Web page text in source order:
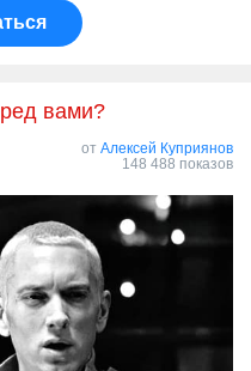
вами?
от Алексей Куприянов
148 488 показов